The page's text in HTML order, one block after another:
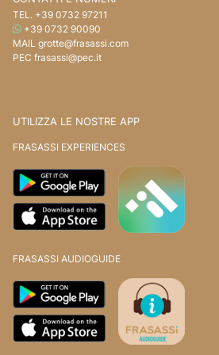
TEL. +39 0732 97211
WHATSAPP
+39 0732 90090
MAIL grotte@frasassi.com
PEC frasassi@pec.it
UTILIZZA LE NOSTRE APP
FRASASSI EXPERIENCES
FRASASSI AUDIOGUIDE